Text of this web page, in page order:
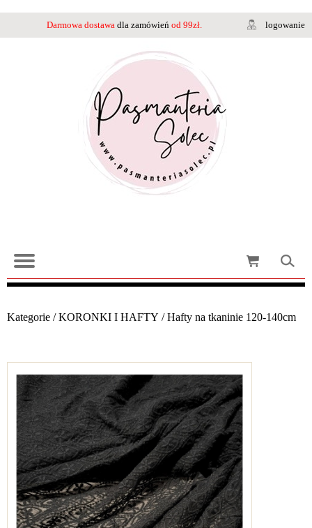
Darmowa dostawa dla zamówień od 99zł. logowanie
Kategorie /KORONKI I HAFTY /Hafty na tkaninie 120-140cm